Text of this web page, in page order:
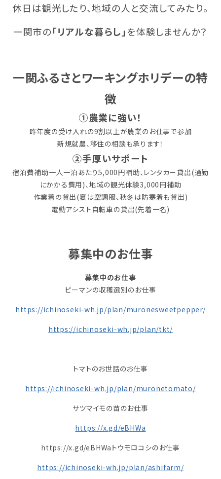
休日は観光したり、地域の人と交流してみたり。
一関市の「リアルな暮らし」を体験しませんか？
一関ふるさとワーキングホリデーの特
徴
①農業に強い！
昨年度の受け入れの9割以上が農業のお仕事で参加
新規就農、移住の相談も承ります！
②手厚いサポート
宿泊費補助一人一泊あたり5,000円補助、レンタカー貸出(通勤
にかかる費用)、地域の観光体験3,000円補助
作業着の貸出(夏は空調服、秋冬は防寒着も貸出)
電動アシスト自転車の貸出(先着一名)
募集中のお仕事
募集中のお仕事
ピーマンの収穫選別のお仕事
https://ichinoseki-wh.jp/plan/muronesweetpepper/
https://ichinoseki-wh.jp/plan/tkt/
トマトのお世話のお仕事
https://ichinoseki-wh.jp/plan/muronetomato/
サツマイモの苗のお仕事
https://x.gd/eBHWa
https://x.gd/eBHWaトウモロコシのお仕事
https://ichinoseki-wh.jp/plan/ashifarm/